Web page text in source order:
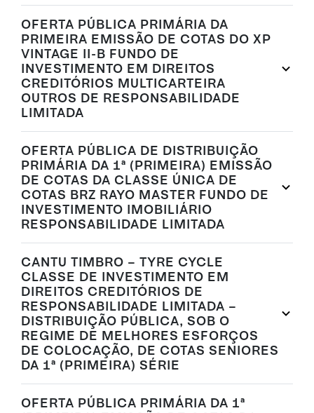
OFERTA PÚBLICA PRIMÁRIA DA
PRIMEIRA EMISSÃO DE COTAS DO XP
VINTAGE II-B FUNDO DE
INVESTIMENTO EM DIREITOS
CREDITÓRIOS MULTICARTEIRA
OUTROS DE RESPONSABILIDADE
LIMITADA
OFERTA PÚBLICA DE DISTRIBUIÇÃO
PRIMÁRIA DA 1ª (PRIMEIRA) EMISSÃO
DE COTAS DA CLASSE ÚNICA DE
COTAS BRZ RAYO MASTER FUNDO DE
INVESTIMENTO IMOBILIÁRIO
RESPONSABILIDADE LIMITADA
CANTU TIMBRO – TYRE CYCLE
CLASSE DE INVESTIMENTO EM
DIREITOS CREDITÓRIOS DE
RESPONSABILIDADE LIMITADA –
DISTRIBUIÇÃO PÚBLICA, SOB O
REGIME DE MELHORES ESFORÇOS
DE COLOCAÇÃO, DE COTAS SENIORES
DA 1ª (PRIMEIRA) SÉRIE
OFERTA PÚBLICA PRIMÁRIA DA 1ª